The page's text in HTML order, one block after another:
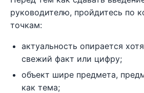
руководителю, пройдитесь по
точкам:
актуальность опирается
свежий факт или цифру;
объект шире предмета,
как тема;